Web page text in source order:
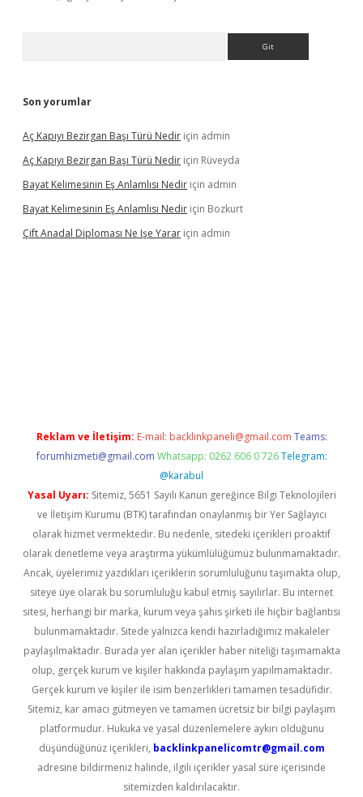
Son yorumlar
Aç Kapıyı Bezirgan Başı Türü Nedir için admin
Aç Kapıyı Bezirgan Başı Türü Nedir için Rüveyda
Bayat Kelimesinin Eş Anlamlısı Nedir için admin
Bayat Kelimesinin Eş Anlamlısı Nedir için Bozkurt
Çift Anadal Diploması Ne Işe Yarar için admin
Reklam ve İletişim: E-mail: backlinkpaneli@gmail.com Teams:
forumhizmeti@gmail.com Whatsapp: 0262 606 0 726 Telegram:
@karabul
Yasal Uyarı: Sitemiz, 5651 Sayılı Kanun gereğince Bilgi Teknolojileri
ve İletişim Kurumu (BTK) tarafından onaylanmış bir Yer Sağlayıcı
olarak hizmet vermektedir. Bu nedenle, sitedeki içerikleri proaktif
olarak denetleme veya araştırma yükümlülüğümüz bulunmamaktadır.
Ancak, üyelerimiz yazdıkları içeriklerin sorumluluğunu taşımakta olup,
siteye üye olarak bu sorumluluğu kabul etmiş sayılırlar. Bu internet
sitesi, herhangi bir marka, kurum veya şahıs şirketi ile hiçbir bağlantısı
bulunmamaktadır. Sitede yalnızca kendi hazırladığımız makaleler
paylaşılmaktadır. Burada yer alan içerikler haber niteliği taşımamakta
olup, gerçek kurum ve kişiler hakkında paylaşım yapılmamaktadır.
Gerçek kurum ve kişiler ile isim benzerlikleri tamamen tesadüfidir.
Sitemiz, kar amacı gütmeyen ve tamamen ücretsiz bir bilgi paylaşım
platformudur. Hukuka ve yasal düzenlemelere aykırı olduğunu
düşündüğünüz içerikleri, backlinkpanelicomtr@gmail.com
adresine bildirmeniz halinde, ilgili içerikler yasal süre içerisinde
sitemizden kaldırılacaktır.